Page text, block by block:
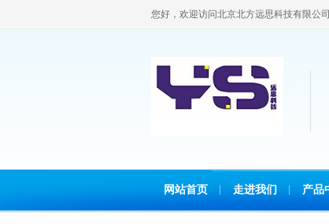
您好，欢迎访问北京北方远思科技有限公
网站首页 走进我们 产品